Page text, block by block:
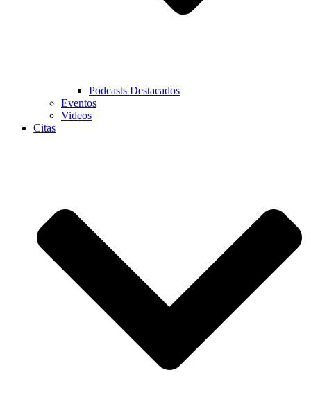
Podcasts Destacados
Eventos
Videos
Citas